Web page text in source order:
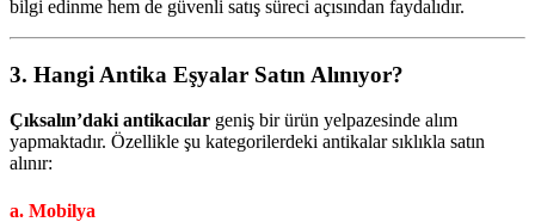
bilgi edinme hem de güvenli satış süreci açısından faydalıdır.
3. Hangi Antika Eşyalar Satın Alınıyor?
Çıksalın’daki antikacılar geniş bir ürün yelpazesinde alım
yapmaktadır. Özellikle şu kategorilerdeki antikalar sıklıkla satın
alınır:
a. Mobilya